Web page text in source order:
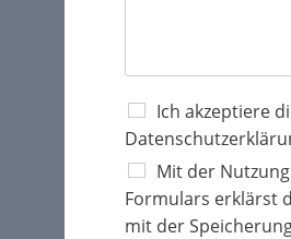
Ich akzeptiere
Mit der
Formulars erklärst
mit der